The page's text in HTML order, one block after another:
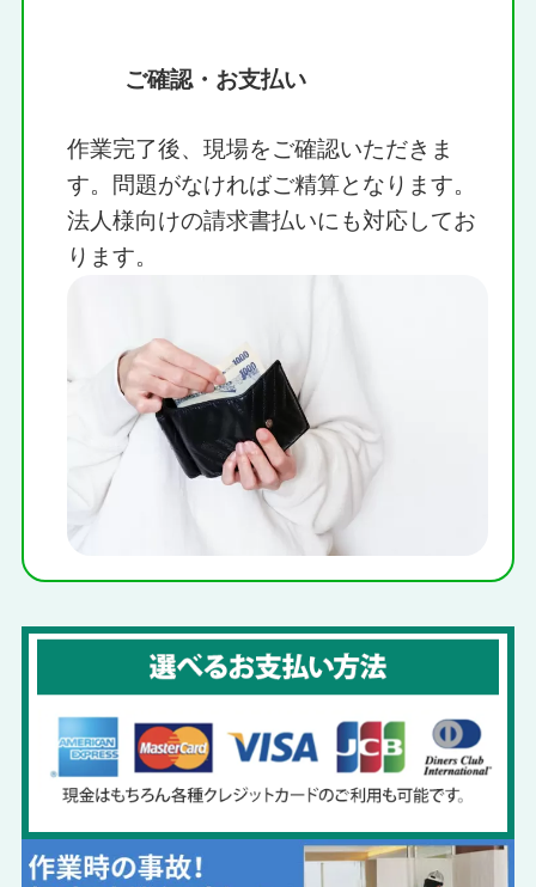
ご確認・お支払い
作業完了後、現場をご確認いただきま
す。問題がなければご精算となります。
法人様向けの請求書払いにも対応してお
ります。